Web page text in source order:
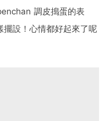
調皮搗蛋的表
擺設！心情都好起來了呢